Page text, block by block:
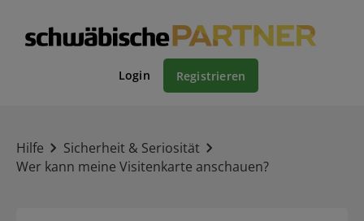
Login Registrieren
Hilfe
Sicherheit & Seriosität
Wer kann meine Visitenkarte anschauen?